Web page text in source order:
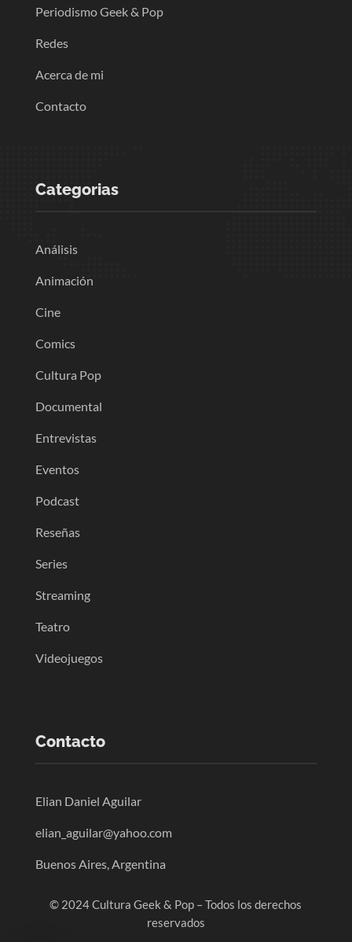
Periodismo Geek & Pop
Redes
Acerca de mi
Contacto
Categorias
Análisis
Animación
Cine
Comics
Cultura Pop
Documental
Entrevistas
Eventos
Podcast
Reseñas
Series
Streaming
Teatro
Videojuegos
Contacto
Elian Daniel Aguilar
elian_aguilar@yahoo.com
Buenos Aires, Argentina
© 2024 Cultura Geek & Pop – Todos los derechos
reservados